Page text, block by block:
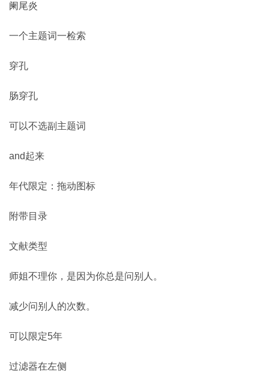
阑尾炎
一个主题词一检索
穿孔
肠穿孔
可以不选副主题词
and起来
年代限定：拖动图标
附带目录
文献类型
师姐不理你，是因为你总是问别人。
减少问别人的次数。
可以限定5年
过滤器在左侧